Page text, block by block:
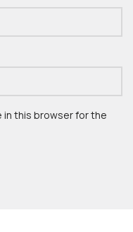
in this browser for the